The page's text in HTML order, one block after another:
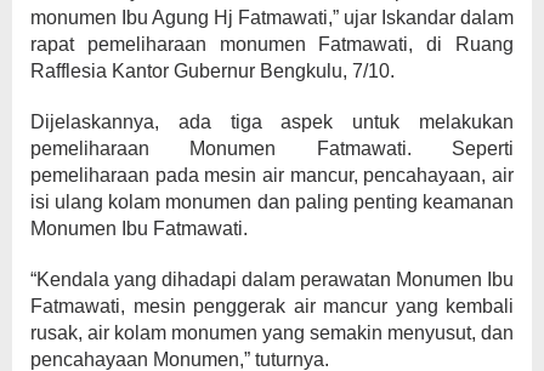
monumen Ibu Agung Hj Fatmawati,” ujar Iskandar dalam
rapat pemeliharaan monumen Fatmawati, di Ruang
Rafflesia Kantor Gubernur Bengkulu, 7/10.
Dijelaskannya, ada tiga aspek untuk melakukan
pemeliharaan Monumen Fatmawati. Seperti
pemeliharaan pada mesin air mancur, pencahayaan, air
isi ulang kolam monumen dan paling penting keamanan
Monumen Ibu Fatmawati.
“Kendala yang dihadapi dalam perawatan Monumen Ibu
Fatmawati, mesin penggerak air mancur yang kembali
rusak, air kolam monumen yang semakin menyusut, dan
pencahayaan Monumen,” tuturnya.